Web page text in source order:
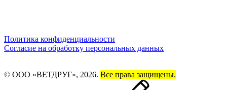
Политика конфиденциальности
Согласие на обработку персональных данных
© ООО «ВЕТДРУГ», 2026. Все права защищены.